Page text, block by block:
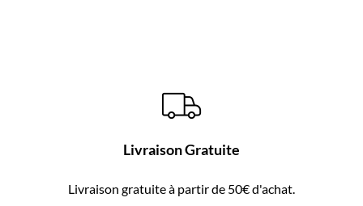
Livraison Gratuite
Livraison gratuite à partir de 50€ d'achat.